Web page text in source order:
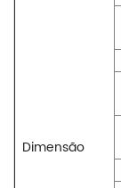
Dimensão